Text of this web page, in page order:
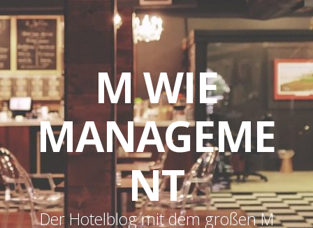
M WIE
MANAGEME
NT
Der Hotelblog mit dem großen M